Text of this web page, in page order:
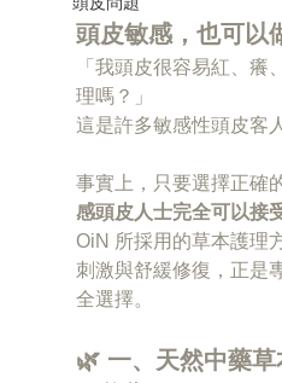
頭皮敏感，也可以
「我頭皮很容易紅、
理嗎？」
這是許多敏感性頭皮客
事實上，只要選擇正確
感頭皮人士完全可以接
OiN 所採用的草本護理
刺激與舒緩修復，正是
全選擇。
🌿 一、天然中藥